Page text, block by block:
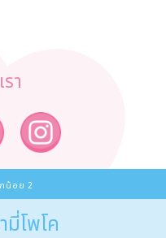
า
น้อย 2
โพโค